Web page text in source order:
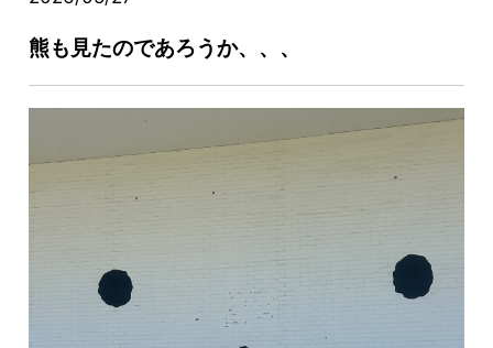
熊も見たのであろうか、、、